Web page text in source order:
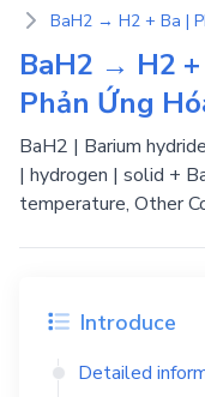
BaH2 → H2
Phản Ứng
BaH2 | Barium
| hydrogen | solid +
temperature, Other
Introduce
Detailed